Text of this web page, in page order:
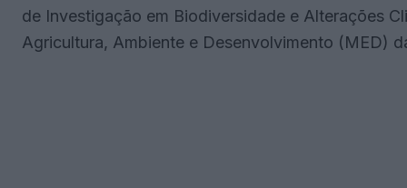
de Investigação em Biodiversidade e Alterações
Agricultura, Ambiente e Desenvolvimento (MED)